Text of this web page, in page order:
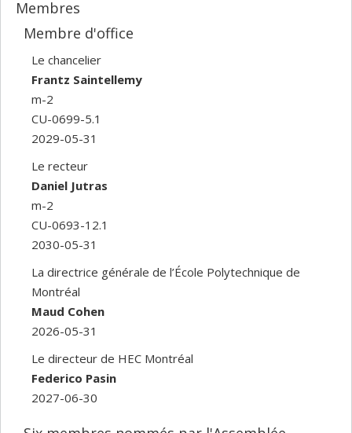
Membres
Membre d'office
Le chancelier
Frantz Saintellemy
m-2
CU-0699-5.1
2029-05-31
Le recteur
Daniel Jutras
m-2
CU-0693-12.1
2030-05-31
La directrice générale de l’École Polytechnique de
Montréal
Maud Cohen
2026-05-31
Le directeur de HEC Montréal
Federico Pasin
2027-06-30